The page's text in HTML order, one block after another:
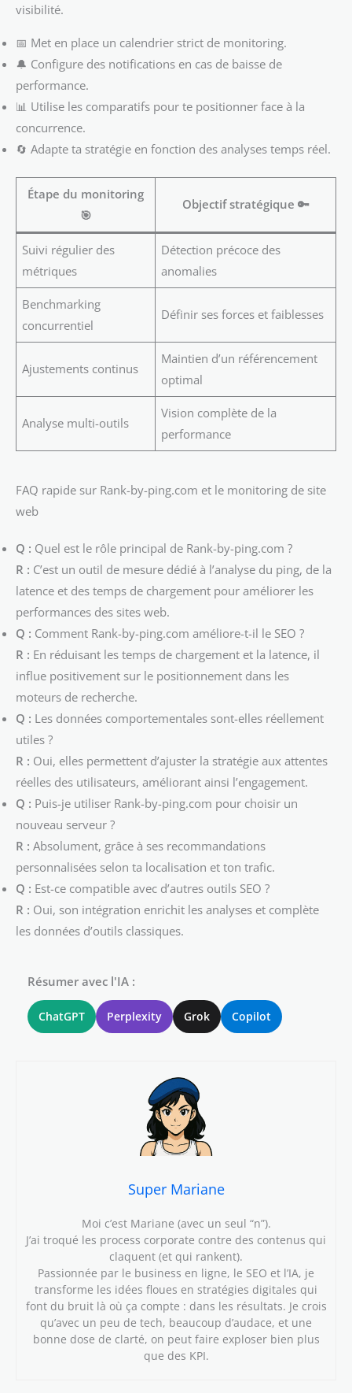
visibilité.
📅 Met en place un calendrier strict de monitoring.
🔔 Configure des notifications en cas de baisse de
performance.
📊 Utilise les comparatifs pour te positionner face à la
concurrence.
🔄 Adapte ta stratégie en fonction des analyses temps réel.
Étape du monitoring
🎯
Objectif stratégique 🔑
Suivi régulier des
métriques
Détection précoce des
anomalies
Benchmarking
concurrentiel
Définir ses forces et faiblesses
Ajustements continus
Maintien d’un référencement
optimal
Analyse multi-outils
Vision complète de la
performance
FAQ rapide sur Rank-by-ping.com et le monitoring de site
web
Q : Quel est le rôle principal de Rank-by-ping.com ?
R : C’est un outil de mesure dédié à l’analyse du ping, de la
latence et des temps de chargement pour améliorer les
performances des sites web.
Q : Comment Rank-by-ping.com améliore-t-il le SEO ?
R : En réduisant les temps de chargement et la latence, il
influe positivement sur le positionnement dans les
moteurs de recherche.
Q : Les données comportementales sont-elles réellement
utiles ?
R : Oui, elles permettent d’ajuster la stratégie aux attentes
réelles des utilisateurs, améliorant ainsi l’engagement.
Q : Puis-je utiliser Rank-by-ping.com pour choisir un
nouveau serveur ?
R : Absolument, grâce à ses recommandations
personnalisées selon ta localisation et ton trafic.
Q : Est-ce compatible avec d’autres outils SEO ?
R : Oui, son intégration enrichit les analyses et complète
les données d’outils classiques.
Résumer avec l'IA :
ChatGPT Perplexity Grok Copilot
Super Mariane
Moi c’est Mariane (avec un seul “n”).
J’ai troqué les process corporate contre des contenus qui
claquent (et qui rankent).
Passionnée par le business en ligne, le SEO et l’IA, je
transforme les idées floues en stratégies digitales qui
font du bruit là où ça compte : dans les résultats. Je crois
qu’avec un peu de tech, beaucoup d’audace, et une
bonne dose de clarté, on peut faire exploser bien plus
que des KPI.